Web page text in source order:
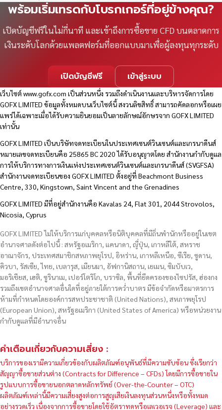
พร้อมเริ่มเทรดกับโบรกเกอร์ที่อยู่ข้างคุณ?
เปิดบัญชีฟรีในไม่กี่นาที และเข้าถึงการซื้อขาย CFD บนตลาดการ
เงินระดับโลกด้วยแพลตฟอร์มที่ออกแบบมาเพื่อผู้ลงทุนทุกระดับ
เปิดบัญชีฟรี เข้าสู่ระบบ
เว็บไซต์www.gofx.com เป็นส่วนหนึ่ง รวมถึงดำเนินงานและบริหารจัดการโดย
GOFX LIMITED ข้อมูลทั้งหมดบนเว็บไซต์นี้ สงวนลิขสิทธิ์ สามารถคัดลอกหรือเผย
แพร่ได้เฉพาะเมื่อได้รับความยินยอมเป็นลายลักษณ์อักษรจาก GOFX LIMITED
เท่านั้น
GOFX LIMITED เป็นบริษัทจดทะเบียนในประเทศเซนต์วินเซนต์และเกรนาดีนส์
หมายเลขจดทะเบียนคือ 25865 BC 2020 ได้รับอนุญาตโดย สำนักงานกำกับดูแล
การให้บริการทางการเงินแห่งประเทศเซนต์วินเซนต์และเกรนาดีนส์ (SVGFSA)
สำนักงานจดทะเบียนของ GOFX LIMITED ตั้งอยู่ที่ Beachmont Business
Centre, 330, Kingstown, Saint Vincent and the Grenadines
GOFX LIMITED มีที่อยู่สำนักงานคือ Kavalas 24, Flat 301, 2044 Strovolos,
Nicosia, Cyprus
GOFX LIMITED ไม่ให้บริการแก่บุคคลหรือนิติบุคคลที่มีถิ่นพำนักหรืออยู่ในเขต
อำนาจศาลดังต่อไปนี้ : สหรัฐอเมริกา, แคนาดา, ญี่ปุ่น, เกาหลีใต้, สหราช
อาณาจักร, ประเทศสมาชิกสหภาพยุโรป, อิหร่าน, เกาหลีเหนือ, ซีเรีย, ซูดาน,
คิวบา, รัสเซีย, ไทย, เบลารุส, เมียนมา, อัฟกานิสถาน, เยเมน, ซิมบับเว,
มอริเชียส, เฮติ, ซูรินาเม, เปอร์โตริโก, บราซิล, พื้นที่ยึดครองของไซปรัส, ฮ่องกง
รวมถึงเขตอำนาจศาลอื่นใดที่อยู่ภายใต้การคว่ำบาตร มีข้อจำกัดหรือมาตรการ
ห้ามที่กำหนดโดยองค์การสหประชาชาติ (United Nations), สหภาพยุโรป
(European Union), สหรัฐอเมริกา (United States of America) หรือหน่วยงาน
กำกับดูแลที่มีอำนาจอื่น
คำเตือนเกี่ยวกับความเสี่ยง :
บริการของเรามีความเกี่ยวข้องกับผลิตภัณฑ์อนุพันธ์ที่มีความซับซ้อน ซึ่งเรียกว่า
สัญญาซื้อขายส่วนต่าง (Contracts for Difference – CFDs) โดยมีการซื้อขายใน
รูปแบบการซื้อขายนอกตลาดหลักทรัพย์ (Over-the-Counter – OTC)
ผลิตภัณฑ์เหล่านี้มีความเสี่ยงสูงต่อการสูญเสียเงินลงทุนส่วนหนึ่งหรือทั้งหมด
อย่างรวดเร็ว เนื่องจากการซื้อขายโดยใช้อัตราทดหรือเลเวอเรจ (Leverage) และ